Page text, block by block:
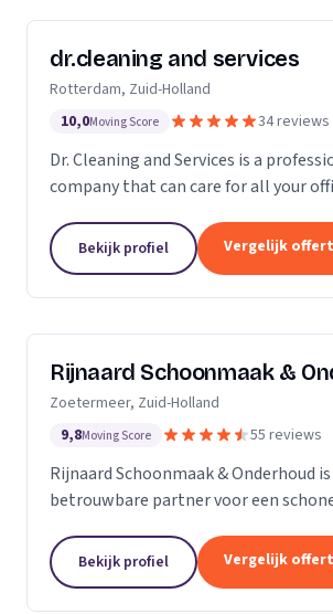
dr.cleaning and services
Rotterdam, Zuid-Holland
10,0Moving Score 34 reviews
Dr. Cleaning and Services is a
company that can care for all your
general cleaning to deep cleaning, so
Bekijk profiel Vergelijk
Rijnaard Schoonmaak &
Zoetermeer, Zuid-Holland
9,8Moving Score 55 reviews
Rijnaard Schoonmaak & Onderhoud
betrouwbare partner voor een
goed georganiseerd
Zoetermeer, bieden wij...
Bekijk profiel Vergelijk